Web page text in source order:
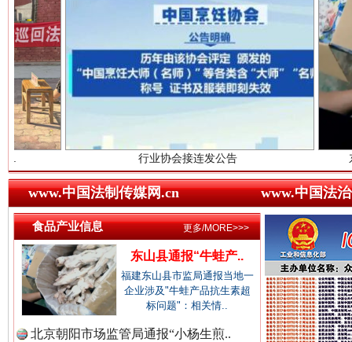
中国农业新闻网.
中国视频新闻网.
中国廉政法纪网.
中国律师在线.
中国参政网.中
永
广州首
行业协会接连发公告 东山县通报“牛
www.中国法制传媒网.cn www.中国法
食品产业信息
东山县通报“牛蛙产..
福建东山县市监局通报当地一
企业涉及"牛蛙产品抗生素超
标问题"：相关情..
北京朝阳市场监管局通报“小杨生煎..
更多/MORE>>>